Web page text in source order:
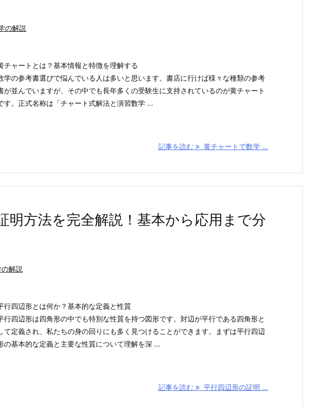
の解説
チャートとは？基本情報と特徴を理解する
学の参考書選びで悩んでいる人は多いと思います。書店に行けば様々な種類の参考
が並んでいますが、その中でも長年多くの受験生に支持されているのが黄チャート
す。正式名称は「チャート式解法と演習数学 ...
記事を読む 黄チャートで数学 ...
明方法を完全解説！基本から応用まで分
解説
行四辺形とは何か？基本的な定義と性質
行四辺形は四角形の中でも特別な性質を持つ図形です。対辺が平行である四角形と
て定義され、私たちの身の回りにも多く見つけることができます。まずは平行四辺
の基本的な定義と主要な性質について理解を深 ...
記事を読む 平行四辺形の証明 ...